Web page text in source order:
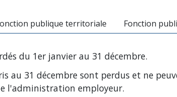
publique territoriale Fonction
du 1er janvier au 31 décembre.
au 31 décembre sont perdus et ne
l'administration employeur.